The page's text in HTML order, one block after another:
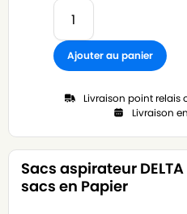
Ajouter au panier
Livraison point relais
Livraison
Sacs aspirateur
sacs en Papier